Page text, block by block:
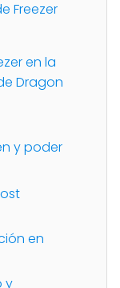
Freezer
en la
Dragon
y poder
en
y